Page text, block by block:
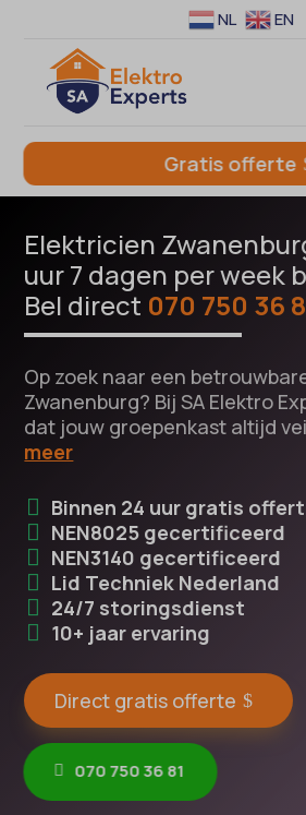
NL EN
Gratis offerte
Elektricien
uur 7 dagen per week
Bel direct 070 750 36
Op zoek naar een
Zwanenburg? Bij SA Elektro
dat jouw groepenkast altijd
meer
Binnen 24 uur gratis
NEN8025 gecertificeerd
NEN3140 gecertificeerd
Lid Techniek Nederland
24/7 storingsdienst
10+ jaar ervaring
Direct gratis offerte
070 750 36 81